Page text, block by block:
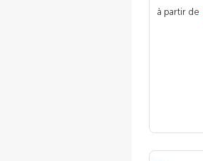
à partir de